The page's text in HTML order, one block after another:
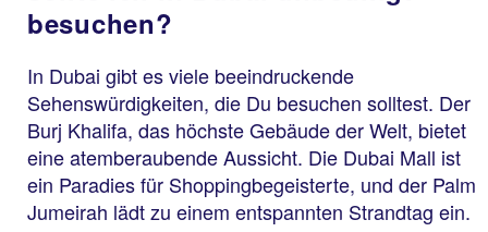
besuchen?
In Dubai gibt es viele beeindruckende
Sehenswürdigkeiten, die Du besuchen solltest. Der
Burj Khalifa, das höchste Gebäude der Welt, bietet
eine atemberaubende Aussicht. Die Dubai Mall ist
ein Paradies für Shoppingbegeisterte, und der Palm
Jumeirah lädt zu einem entspannten Strandtag ein.